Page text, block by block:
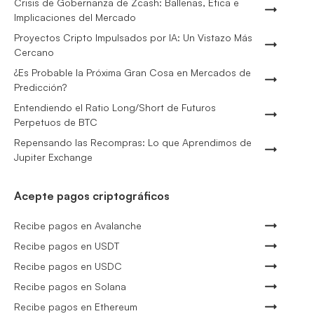
Crisis de Gobernanza de Zcash: Ballenas, Ética e
Implicaciones del Mercado
Proyectos Cripto Impulsados por IA: Un Vistazo Más
Cercano
¿Es Probable la Próxima Gran Cosa en Mercados de
Predicción?
Entendiendo el Ratio Long/Short de Futuros
Perpetuos de BTC
Repensando las Recompras: Lo que Aprendimos de
Jupiter Exchange
Acepte pagos criptográficos
Recibe pagos en Avalanche
Recibe pagos en USDT
Recibe pagos en USDC
Recibe pagos en Solana
Recibe pagos en Ethereum